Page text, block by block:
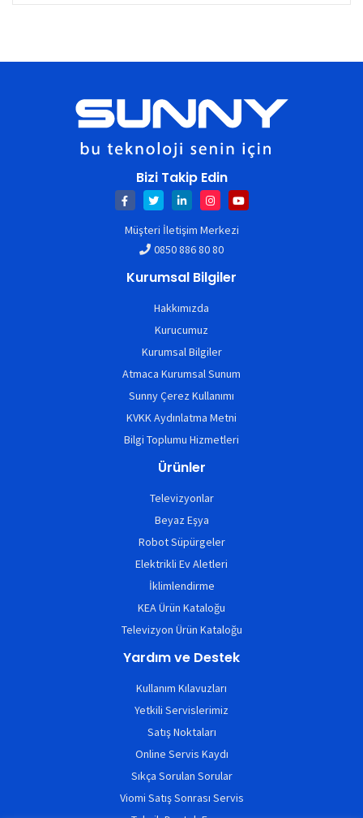
Bizi Takip Edin
Müşteri İletişim Merkezi
0850 886 80 80
Kurumsal Bilgiler
Hakkımızda
Kurucumuz
Kurumsal Bilgiler
Atmaca Kurumsal Sunum
Sunny Çerez Kullanımı
KVKK Aydınlatma Metni
Bilgi Toplumu Hizmetleri
Ürünler
Televizyonlar
Beyaz Eşya
Robot Süpürgeler
Elektrikli Ev Aletleri
İklimlendirme
KEA Ürün Kataloğu
Televizyon Ürün Kataloğu
Yardım ve Destek
Kullanım Kılavuzları
Yetkili Servislerimiz
Satış Noktaları
Online Servis Kaydı
Sıkça Sorulan Sorular
Viomi Satış Sonrası Servis